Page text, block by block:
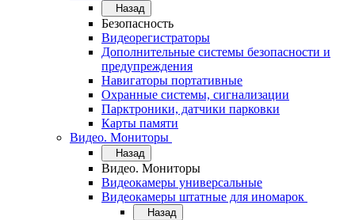
Назад
Безопасность
Видеорегистраторы
Дополнительные системы безопасности и
предупреждения
Навигаторы портативные
Охранные системы, сигнализации
Парктроники, датчики парковки
Карты памяти
Видео. Мониторы
Назад
Видео. Мониторы
Видеокамеры универсальные
Видеокамеры штатные для иномарок
Назад